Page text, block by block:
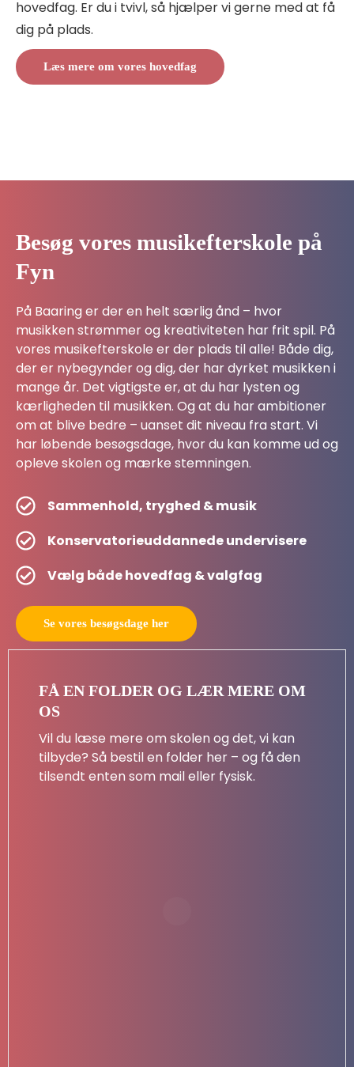
hovedfag. Er du i tvivl, så hjælper vi gerne med at få
dig på plads.
Læs mere om vores hovedfag
Besøg vores musikefterskole på
Fyn
På Baaring er der en helt særlig ånd – hvor
musikken strømmer og kreativiteten har frit spil. På
vores musikefterskole er der plads til alle! Både dig,
der er nybegynder og dig, der har dyrket musikken i
mange år. Det vigtigste er, at du har lysten og
kærligheden til musikken. Og at du har ambitioner
om at blive bedre – uanset dit niveau fra start. Vi
har løbende besøgsdage, hvor du kan komme ud og
opleve skolen og mærke stemningen.
Sammenhold, tryghed & musik
Konservatorieuddannede undervisere
Vælg både hovedfag & valgfag
Se vores besøgsdage her
FÅ EN FOLDER OG LÆR MERE OM
OS
Vil du læse mere om skolen og det, vi kan
tilbyde? Så bestil en folder her – og få den
tilsendt enten som mail eller fysisk.